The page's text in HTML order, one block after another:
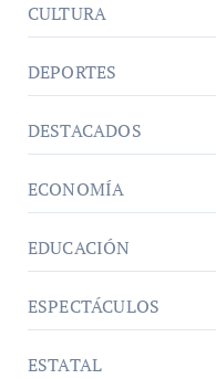
CULTURA
DEPORTES
DESTACADOS
ECONOMÍA
EDUCACIÓN
ESPECTÁCULOS
ESTATAL